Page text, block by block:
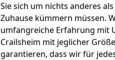
Sie sich um nichts anderes
Zuhause kümmern müssen.
umfangreiche Erfahrung mit
Crailsheim mit jeglicher
garantieren, dass wir für